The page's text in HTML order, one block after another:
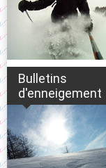
Bulletins
d'enneigement